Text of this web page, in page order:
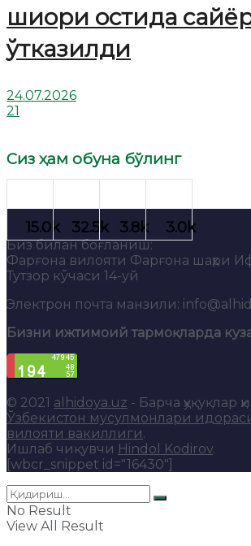
шиори остида
ўтказилди
24.07.2026
21
Сиз ҳам обуна бўлинг
Биз билан боғланиш:
Фарғона вилояти Фарғона шаҳри
Тутзор кўчаси 14-уй
Электрон почта манзили:
Бизни ижтимоий тармоқларда
© 2021 alhidoya.uz - Барча ҳуқуқлар
Ўзбекистон мусулмонлари
вилояти вакиллиги.
Ишлаб чиқувчи Hindol Kodirov.
[wbcr_snippet id="16430"]
No Result
View All Result